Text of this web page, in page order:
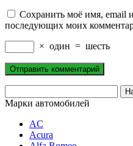
Сохранить моё имя, email
последующих моих
× один = шесть
Марки автомобилей
AC
Acura